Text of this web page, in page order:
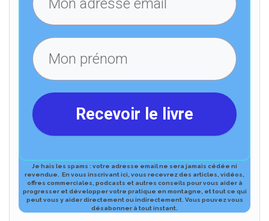
Recevoir le livre
Je hais les spams : votre adresse email ne sera jamais cédée ni
revendue.
En vous inscrivant ici, vous recevrez des articles, vidéos,
offres commerciales, podcasts et autres conseils pour vous aider à
progresser et développer votre pratique en montagne, et tout ce qui
peut vous y aider directement ou indirectement. Vous pouvez vous
désabonner à tout ​instant.